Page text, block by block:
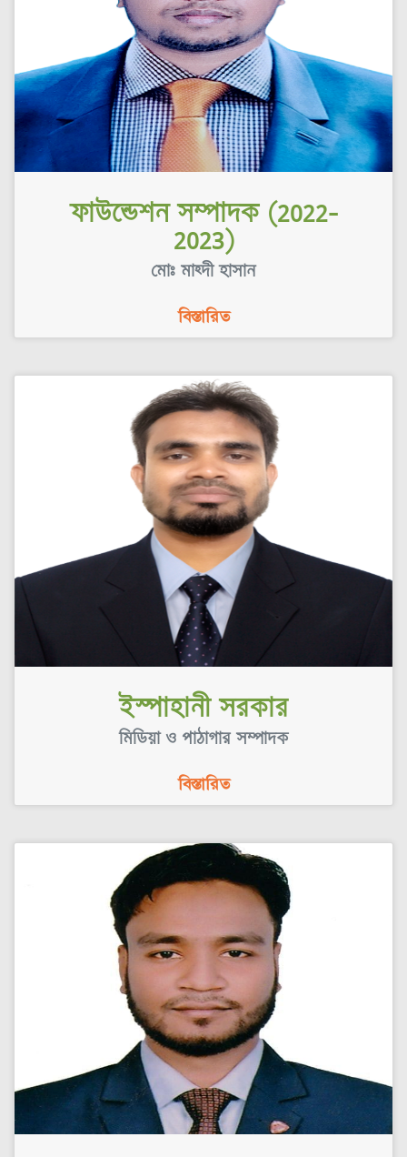
ফাউন্ডেশন সম্পাদক (2022-
2023)
মোঃ মাহ্দী হাসান
বিস্তারিত
ইস্পাহানী সরকার
মিডিয়া ও পাঠাগার সম্পাদক
বিস্তারিত